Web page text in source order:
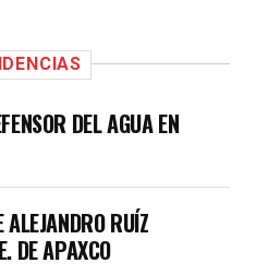
DEL AGUA EN
ALEJANDRO RUÍZ
DE APAXCO